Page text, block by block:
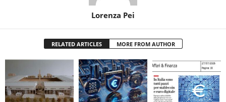
Lorenza Pei
RELATED ARTICLES MORE FROM AUTHOR